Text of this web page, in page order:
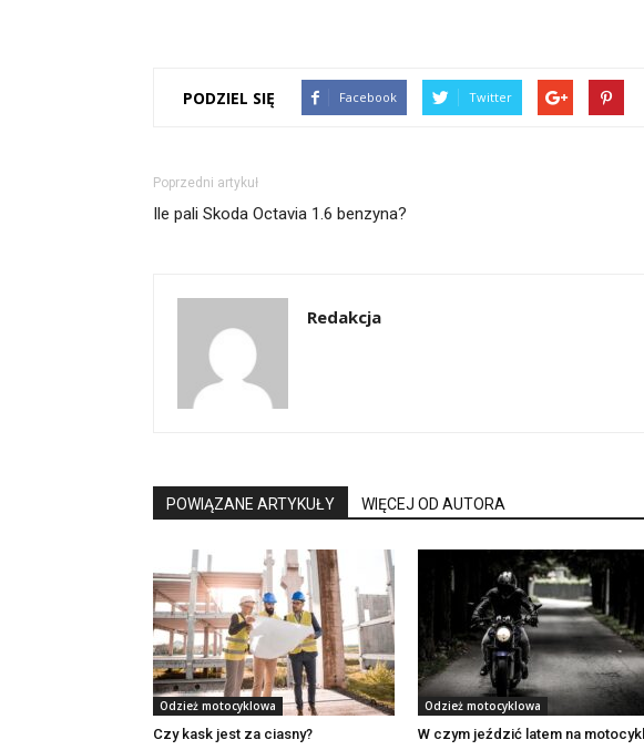
PODZIEL SIĘ Facebook Twitter
Poprzedni artykuł
Ile pali Skoda Octavia 1.6 benzyna?
Redakcja
POWIĄZANE ARTYKUŁY WIĘCEJ OD AUTORA
Odzież motocyklowa
Czy kask jest za ciasny?
Odzież motocyklowa
W czym jeździć latem na